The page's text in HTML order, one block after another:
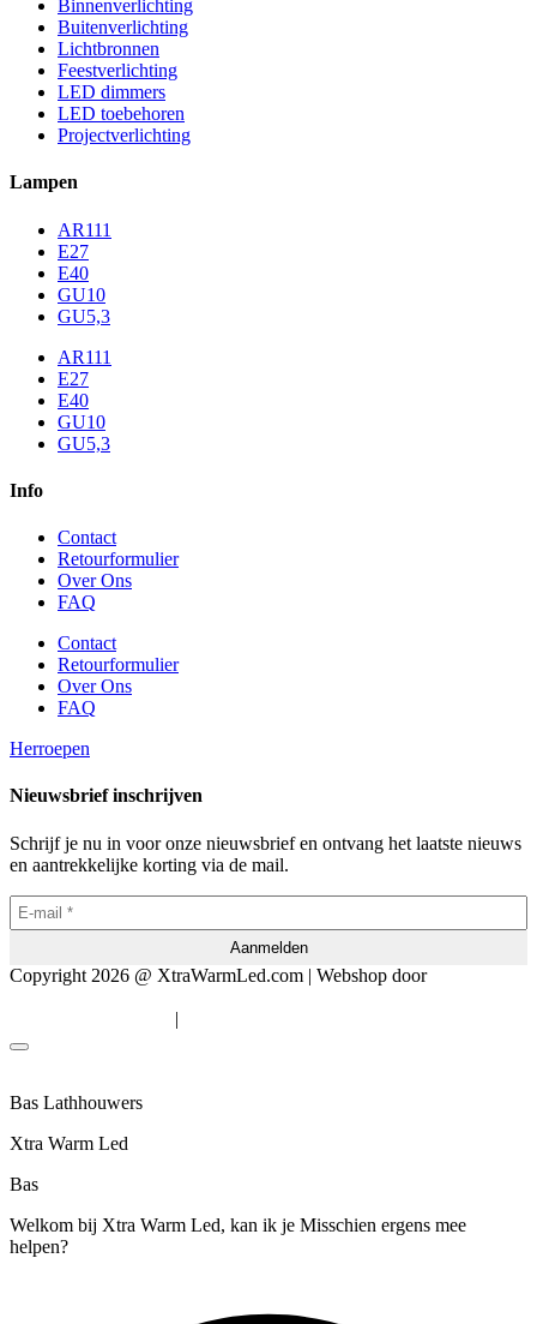
Binnenverlichting
Buitenverlichting
Lichtbronnen
Feestverlichting
LED dimmers
LED toebehoren
Projectverlichting
Lampen
AR111
E27
E40
GU10
GU5,3
AR111
E27
E40
GU10
GU5,3
Info
Contact
Retourformulier
Over Ons
FAQ
Contact
Retourformulier
Over Ons
FAQ
Herroepen
Nieuwsbrief inschrijven
Schrijf je nu in voor onze nieuwsbrief en ontvang het laatste nieuws
en aantrekkelijke korting via de mail.
Copyright 2026 @ XtraWarmLed.com | Webshop door
|
Bas Lathhouwers
Xtra Warm Led
Bas
Welkom bij Xtra Warm Led, kan ik je Misschien ergens mee
helpen?